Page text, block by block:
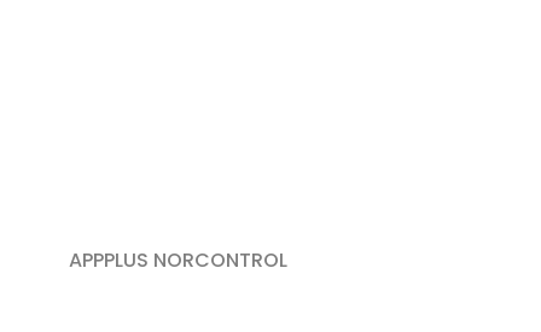
APPPLUS NORCONTROL​